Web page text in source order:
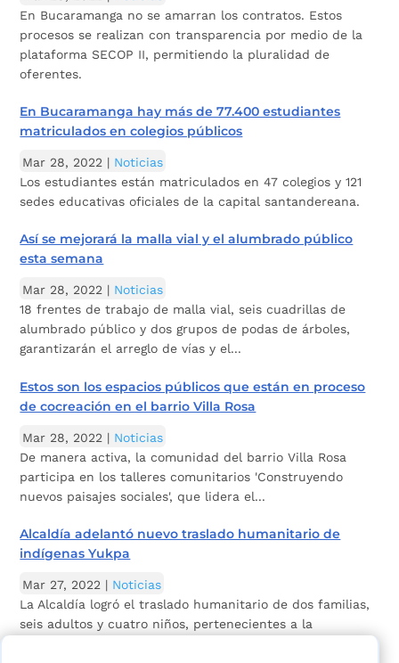
En Bucaramanga no se amarran los contratos. Estos
procesos se realizan con transparencia por medio de la
plataforma SECOP II, permitiendo la pluralidad de
oferentes.
En Bucaramanga hay más de 77.400 estudiantes
matriculados en colegios públicos
Mar 28, 2022 | Noticias
Los estudiantes están matriculados en 47 colegios y 121
sedes educativas oficiales de la capital santandereana.
Así se mejorará la malla vial y el alumbrado público
esta semana
Mar 28, 2022 | Noticias
18 frentes de trabajo de malla vial, seis cuadrillas de
alumbrado público y dos grupos de podas de árboles,
garantizarán el arreglo de vías y el...
Estos son los espacios públicos que están en proceso
de cocreación en el barrio Villa Rosa
Mar 28, 2022 | Noticias
De manera activa, la comunidad del barrio Villa Rosa
participa en los talleres comunitarios 'Construyendo
nuevos paisajes sociales', que lidera el...
Alcaldía adelantó nuevo traslado humanitario de
indígenas Yukpa
Mar 27, 2022 | Noticias
La Alcaldía logró el traslado humanitario de dos familias,
seis adultos y cuatro niños, pertenecientes a la